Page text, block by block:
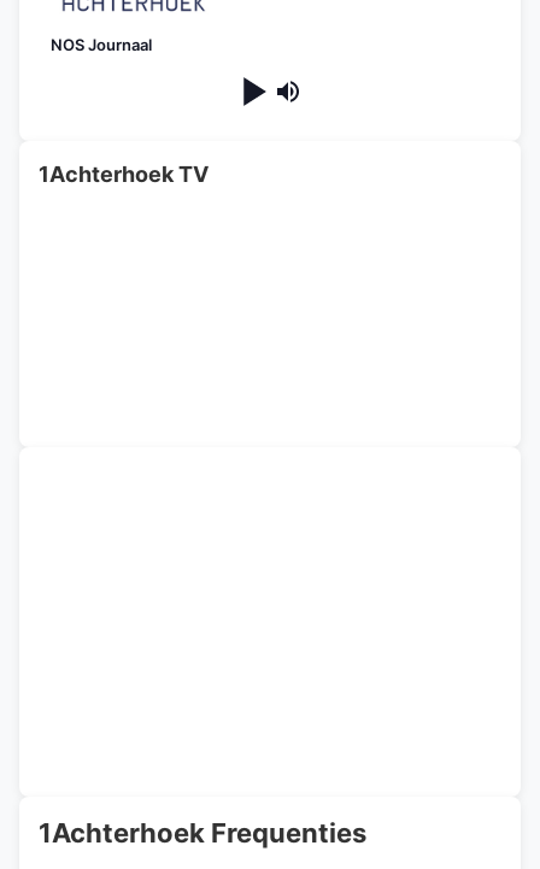
NOS Journaal
1Achterhoek TV
1Achterhoek Frequenties